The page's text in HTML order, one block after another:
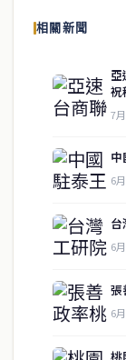
相關新聞
祝
7
6
6
張
6
桃
報導泰國當地政治
聯絡資訊
歡迎來信洽詢合作